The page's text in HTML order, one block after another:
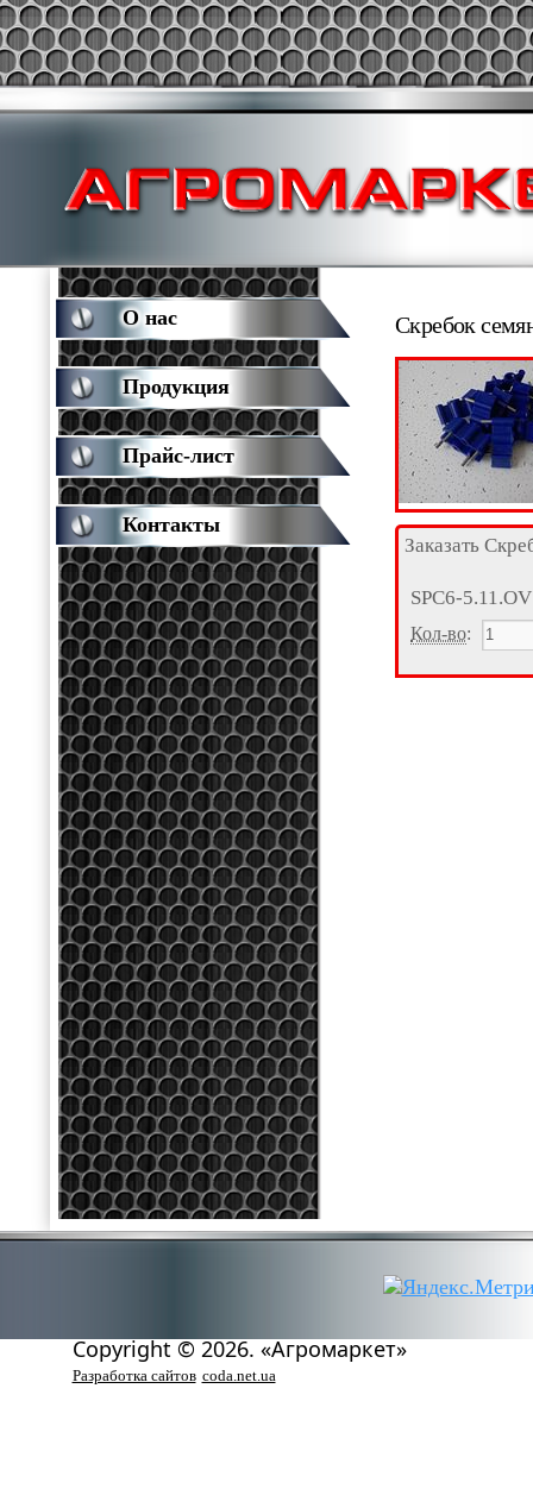
Скребок
Заказать
SPC6-5.11.OV
Кол-во:
О нас
Продукция
Прайс-лист
Контакты
Copyright © 2026. «Агромаркет»
Разработка сайтов coda.net.ua